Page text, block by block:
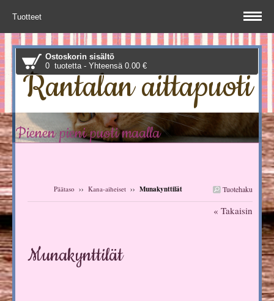
Tuotteet
Ostoskorin sisältö
0 tuotetta - Yhteensä 0.00 €
Rantalan aittapuoti
Pienen pieni puoti maalla
Tuotehaku
Päätaso ›› Kana-aiheiset›› Munakynttilät
« Takaisin
Munakynttilät